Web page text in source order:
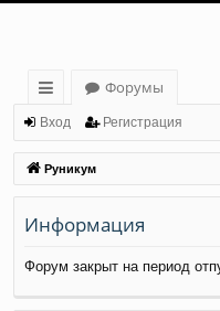
с
ы
лк
и
Форумы
Вход Регистрация
Руникум
Информация
Форум закрыт на период